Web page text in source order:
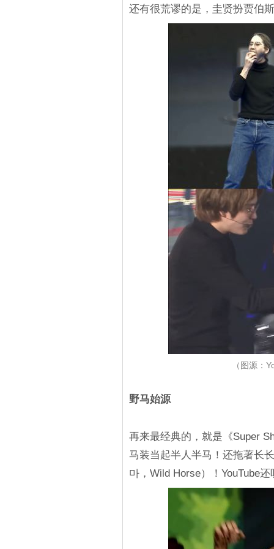
还有很荒谬的是，圭贤扮贾伯
（图源：
野马始源
再来最经典的，就是《Super
马装当起半人半马！还拖著长
마，Wild Horse）！YouTube